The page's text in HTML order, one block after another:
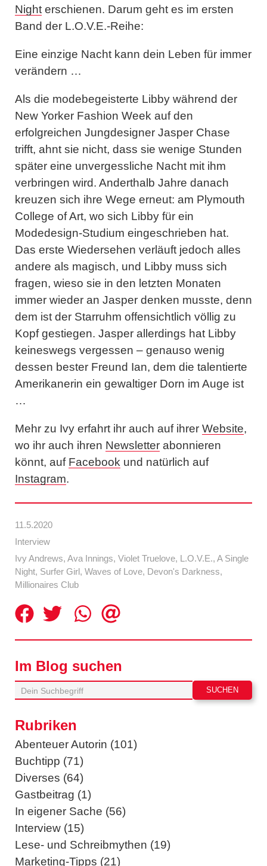
11.5.2020
Interview
Ivy Andrews, Ava Innings, Violet Truelove, L.O.V.E., A Single
Night, Surfer Girl, Waves of Love, Devon's Darkness,
Millionaires Club
Night erschienen. Darum geht es im ersten
Band der L.O.V.E.-Reihe:
Eine einzige Nacht kann dein Leben für immer
verändern …
Als die modebegeisterte Libby während der
New Yorker Fashion Week auf den
erfolgreichen Jungdesigner Jasper Chase
trifft, ahnt sie nicht, dass sie wenige Stunden
später eine unvergessliche Nacht mit ihm
verbringen wird. Anderthalb Jahre danach
kreuzen sich ihre Wege erneut: am Plymouth
College of Art, wo sich Libby für ein
Modedesign-Studium eingeschrieben hat.
Das erste Wiedersehen verläuft jedoch alles
andere als magisch, und Libby muss sich
fragen, wieso sie in den letzten Monaten
immer wieder an Jasper denken musste, denn
dem ist der Starruhm offensichtlich völlig zu
Kopf gestiegen. Jasper allerdings hat Libby
keineswegs vergessen – genauso wenig
dessen bester Freund Ian, dem die talentierte
Amerikanerin ein gewaltiger Dorn im Auge ist
…
Mehr zu Ivy erfahrt ihr auch auf ihrer Website,
wo ihr auch ihren Newsletter abonnieren
könnt, auf Facebook und natürlich auf
Instagram.
Im Blog suchen
Rubriken
Abenteuer Autorin (101)
Buchtipp (71)
Diverses (64)
Gastbeitrag (1)
In eigener Sache (56)
Interview (15)
Lese- und Schreibmythen (19)
Marketing-Tipps (21)